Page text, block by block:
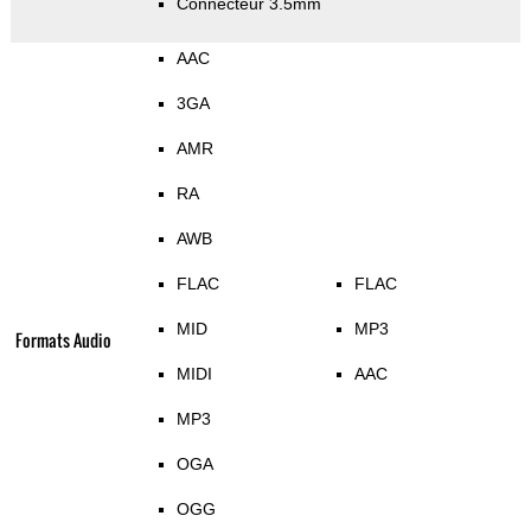
Formats Audio
AAC
3GA
AMR
RA
AWB
FLAC
MID
MIDI
MP3
OGA
OGG
FLAC
MP3
AAC